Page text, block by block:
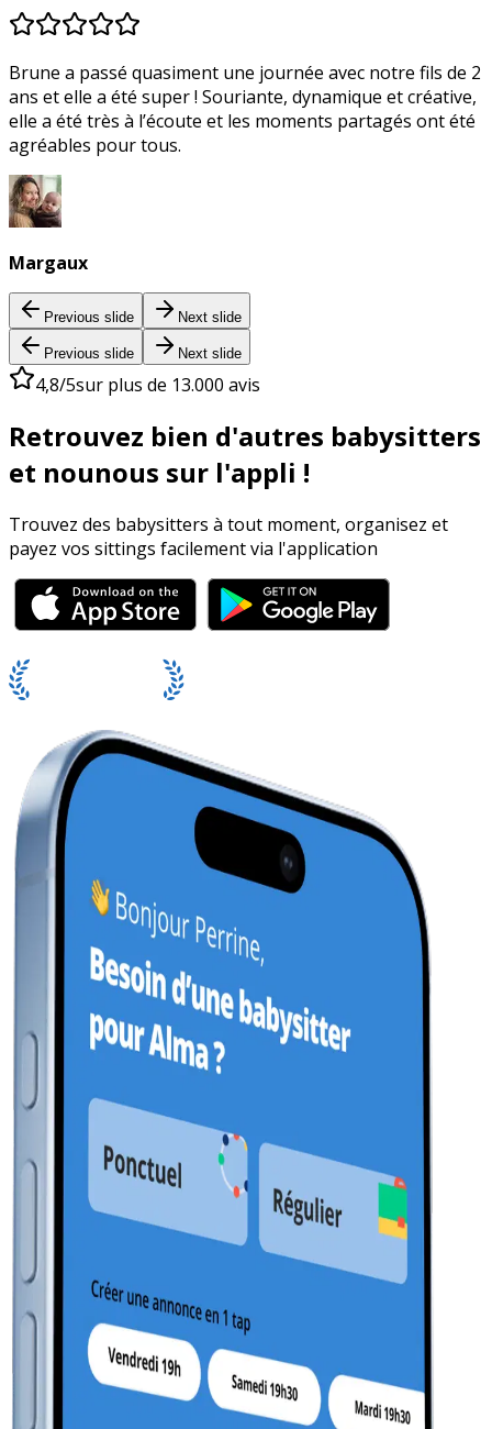
Brune a passé quasiment une journée avec notre fils de 2
ans et elle a été super ! Souriante, dynamique et créative,
elle a été très à l’écoute et les moments partagés ont été
agréables pour tous.
Margaux
Previous slide Next slide
Previous slide Next slide
4,8/5sur plus de 13.000 avis
Retrouvez bien d'autres babysitters
et nounous sur l'appli !
Trouvez des babysitters à tout moment, organisez et
payez vos sittings facilement via l'application